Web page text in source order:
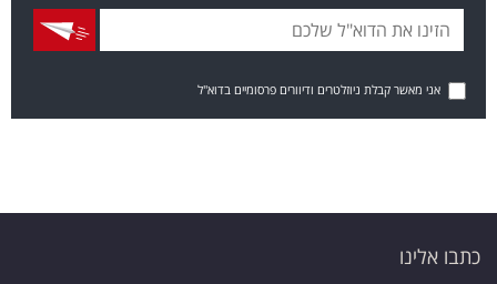
אני מאשר קבלת ניוזלטרים ודיוורים פרסומיים בדוא"ל
כתבו אלינו